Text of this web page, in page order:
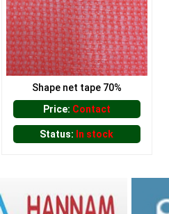
Shape net tape 70%
Price: Contact
Status: In stock